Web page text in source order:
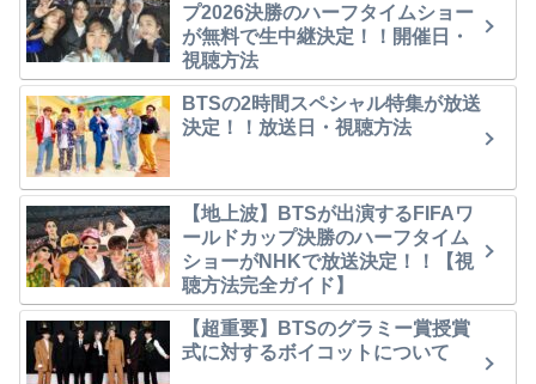
プ2026決勝のハーフタイムショー
が無料で生中継決定！！開催日・
視聴方法
BTSの2時間スペシャル特集が放送
決定！！放送日・視聴方法
【地上波】BTSが出演するFIFAワ
ールドカップ決勝のハーフタイム
ショーがNHKで放送決定！！【視
聴方法完全ガイド】
【超重要】BTSのグラミー賞授賞
式に対するボイコットについて